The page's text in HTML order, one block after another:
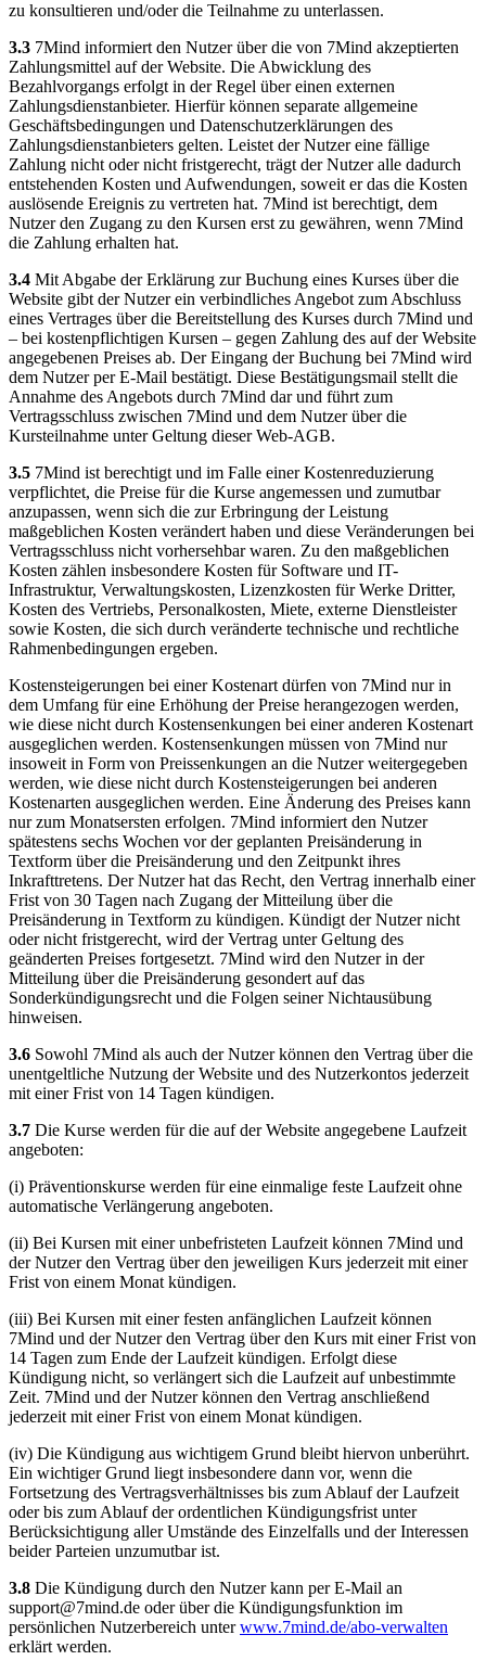
zu konsultieren und/oder die Teilnahme zu unterlassen.
3.3 7Mind informiert den Nutzer über die von 7Mind akzeptierten
Zahlungsmittel auf der Website. Die Abwicklung des
Bezahlvorgangs erfolgt in der Regel über einen externen
Zahlungsdienstanbieter. Hierfür können separate allgemeine
Geschäftsbedingungen und Datenschutzerklärungen des
Zahlungsdienstanbieters gelten. Leistet der Nutzer eine fällige
Zahlung nicht oder nicht fristgerecht, trägt der Nutzer alle dadurch
entstehenden Kosten und Aufwendungen, soweit er das die Kosten
auslösende Ereignis zu vertreten hat. 7Mind ist berechtigt, dem
Nutzer den Zugang zu den Kursen erst zu gewähren, wenn 7Mind
die Zahlung erhalten hat.
3.4 Mit Abgabe der Erklärung zur Buchung eines Kurses über die
Website gibt der Nutzer ein verbindliches Angebot zum Abschluss
eines Vertrages über die Bereitstellung des Kurses durch 7Mind und
– bei kostenpflichtigen Kursen – gegen Zahlung des auf der Website
angegebenen Preises ab. Der Eingang der Buchung bei 7Mind wird
dem Nutzer per E-Mail bestätigt. Diese Bestätigungsmail stellt die
Annahme des Angebots durch 7Mind dar und führt zum
Vertragsschluss zwischen 7Mind und dem Nutzer über die
Kursteilnahme unter Geltung dieser Web-AGB.
3.5 7Mind ist berechtigt und im Falle einer Kostenreduzierung
verpflichtet, die Preise für die Kurse angemessen und zumutbar
anzupassen, wenn sich die zur Erbringung der Leistung
maßgeblichen Kosten verändert haben und diese Veränderungen bei
Vertragsschluss nicht vorhersehbar waren. Zu den maßgeblichen
Kosten zählen insbesondere Kosten für Software und IT-
Infrastruktur, Verwaltungskosten, Lizenzkosten für Werke Dritter,
Kosten des Vertriebs, Personalkosten, Miete, externe Dienstleister
sowie Kosten, die sich durch veränderte technische und rechtliche
Rahmenbedingungen ergeben.
Kostensteigerungen bei einer Kostenart dürfen von 7Mind nur in
dem Umfang für eine Erhöhung der Preise herangezogen werden,
wie diese nicht durch Kostensenkungen bei einer anderen Kostenart
ausgeglichen werden. Kostensenkungen müssen von 7Mind nur
insoweit in Form von Preissenkungen an die Nutzer weitergegeben
werden, wie diese nicht durch Kostensteigerungen bei anderen
Kostenarten ausgeglichen werden. Eine Änderung des Preises kann
nur zum Monatsersten erfolgen. 7Mind informiert den Nutzer
spätestens sechs Wochen vor der geplanten Preisänderung in
Textform über die Preisänderung und den Zeitpunkt ihres
Inkrafttretens. Der Nutzer hat das Recht, den Vertrag innerhalb einer
Frist von 30 Tagen nach Zugang der Mitteilung über die
Preisänderung in Textform zu kündigen. Kündigt der Nutzer nicht
oder nicht fristgerecht, wird der Vertrag unter Geltung des
geänderten Preises fortgesetzt. 7Mind wird den Nutzer in der
Mitteilung über die Preisänderung gesondert auf das
Sonderkündigungsrecht und die Folgen seiner Nichtausübung
hinweisen.
3.6 Sowohl 7Mind als auch der Nutzer können den Vertrag über die
unentgeltliche Nutzung der Website und des Nutzerkontos jederzeit
mit einer Frist von 14 Tagen kündigen.
3.7 Die Kurse werden für die auf der Website angegebene Laufzeit
angeboten:
(i) Präventionskurse werden für eine einmalige feste Laufzeit ohne
automatische Verlängerung angeboten.
(ii) Bei Kursen mit einer unbefristeten Laufzeit können 7Mind und
der Nutzer den Vertrag über den jeweiligen Kurs jederzeit mit einer
Frist von einem Monat kündigen.
(iii) Bei Kursen mit einer festen anfänglichen Laufzeit können
7Mind und der Nutzer den Vertrag über den Kurs mit einer Frist von
14 Tagen zum Ende der Laufzeit kündigen. Erfolgt diese
Kündigung nicht, so verlängert sich die Laufzeit auf unbestimmte
Zeit. 7Mind und der Nutzer können den Vertrag anschließend
jederzeit mit einer Frist von einem Monat kündigen.
(iv) Die Kündigung aus wichtigem Grund bleibt hiervon unberührt.
Ein wichtiger Grund liegt insbesondere dann vor, wenn die
Fortsetzung des Vertragsverhältnisses bis zum Ablauf der Laufzeit
oder bis zum Ablauf der ordentlichen Kündigungsfrist unter
Berücksichtigung aller Umstände des Einzelfalls und der Interessen
beider Parteien unzumutbar ist.
3.8 Die Kündigung durch den Nutzer kann per E-Mail an
support@7mind.de oder über die Kündigungsfunktion im
persönlichen Nutzerbereich unterwww.7mind.de/abo-verwalten
erklärt werden.